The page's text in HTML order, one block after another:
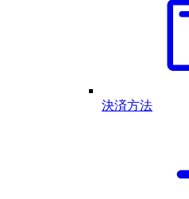
決済方法